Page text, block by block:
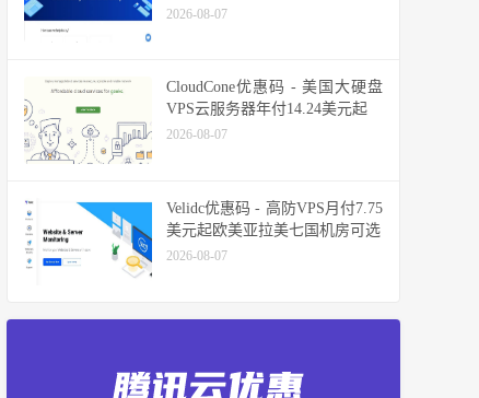
2026-08-07
CloudCone优惠码 - 美国大硬盘
VPS云服务器年付14.24美元起
2026-08-07
Velidc优惠码 - 高防VPS月付7.75
美元起欧美亚拉美七国机房可选
2026-08-07